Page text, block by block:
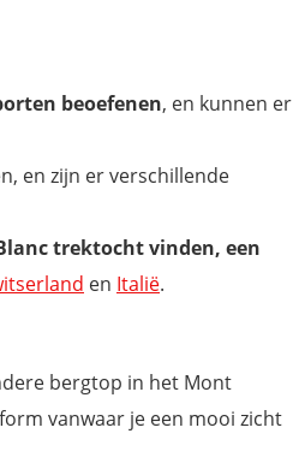
beoefenen, en kunnen er
en zijn er verschillende
trektocht vinden, een
en Italië.
bergtop in het Mont
vanwaar je een mooi zicht